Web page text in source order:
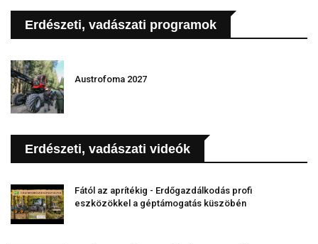
Erdészeti, vadászati programok
Austrofoma 2027
Erdészeti, vadászati videók
Fától az aprítékig - Erdőgazdálkodás profi
eszközökkel a géptámogatás küszöbén